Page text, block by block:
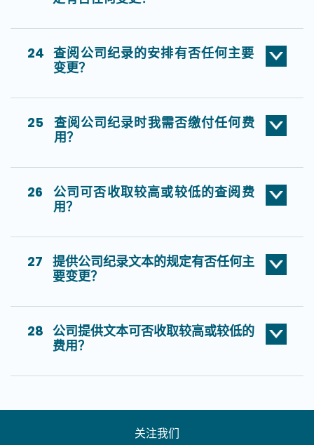
24 查阅公司纪录的安排有否任何主要
变更？
25 查阅公司纪录时我需否缴付任何费
用？
26
公司可否收取较高或较低的查阅费
用？
27 提供公司纪录文本的规定有否任何主
要变更？
28 公司提供文本可否收取较高或较低的
费用？
关注我们